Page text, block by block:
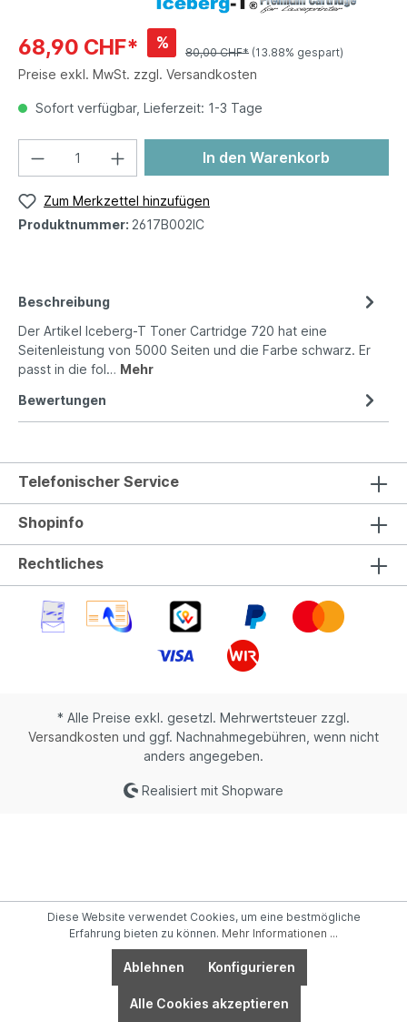
68,90 CHF* %
80,00 CHF* (13.88% gespart)
Preise exkl. MwSt. zzgl. Versandkosten
Sofort verfügbar, Lieferzeit: 1-3 Tage
In den Warenkorb
Zum Merkzettel hinzufügen
Produktnummer: 2617B002IC
Beschreibung
Der Artikel Iceberg-T Toner Cartridge 720 hat eine
Seitenleistung von 5000 Seiten und die Farbe schwarz. Er
passt in die fol… Mehr
Bewertungen
Telefonischer Service
Shopinfo
Rechtliches
* Alle Preise exkl. gesetzl. Mehrwertsteuer zzgl.
Versandkosten und ggf. Nachnahmegebühren, wenn nicht
anders angegeben.
Realisiert mit Shopware
Diese Website verwendet Cookies, um eine bestmögliche
Erfahrung bieten zu können. Mehr Informationen ...
Ablehnen Konfigurieren
Alle Cookies akzeptieren